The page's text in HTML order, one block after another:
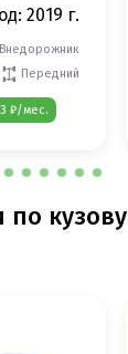
2019 г.
Внедорожник
Передний
₽/мес.
кузову